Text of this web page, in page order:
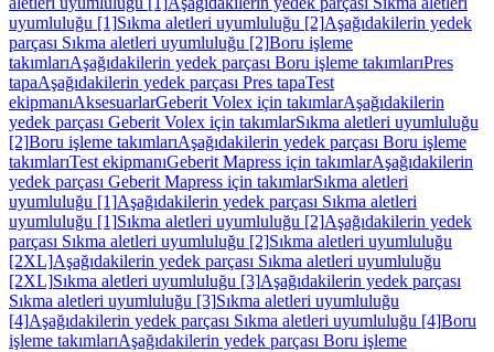
uyumluluğu [1]Sıkma aletleri uyumluluğu [2]Aşağıdakilerin yedek
parçası Sıkma aletleri uyumluluğu [2]Boru işleme
takımlarıAşağıdakilerin yedek parçası Boru işleme takımlarıPres
tapaAşağıdakilerin yedek parçası Pres tapaTest
ekipmanıAksesuarlarGeberit Volex için takımlarAşağıdakilerin
yedek parçası Geberit Volex için takımlarSıkma aletleri uyumluluğu
[2]Boru işleme takımlarıAşağıdakilerin yedek parçası Boru işleme
takımlarıTest ekipmanıGeberit Mapress için takımlarAşağıdakilerin
yedek parçası Geberit Mapress için takımlarSıkma aletleri
uyumluluğu [1]Aşağıdakilerin yedek parçası Sıkma aletleri
uyumluluğu [1]Sıkma aletleri uyumluluğu [2]Aşağıdakilerin yedek
parçası Sıkma aletleri uyumluluğu [2]Sıkma aletleri uyumluluğu
[2XL]Aşağıdakilerin yedek parçası Sıkma aletleri uyumluluğu
[2XL]Sıkma aletleri uyumluluğu [3]Aşağıdakilerin yedek parçası
Sıkma aletleri uyumluluğu [3]Sıkma aletleri uyumluluğu
[4]Aşağıdakilerin yedek parçası Sıkma aletleri uyumluluğu [4]Boru
işleme takımlarıAşağıdakilerin yedek parçası Boru işleme